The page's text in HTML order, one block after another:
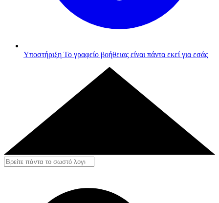
Υποστήριξη Το γραφείο βοήθειας είναι πάντα εκεί για εσάς